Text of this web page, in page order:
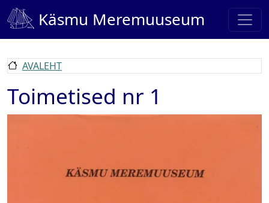
Liigu edasi põhisisu juurde
Käsmu Meremuuseum
AVALEHT
Toimetised nr 1